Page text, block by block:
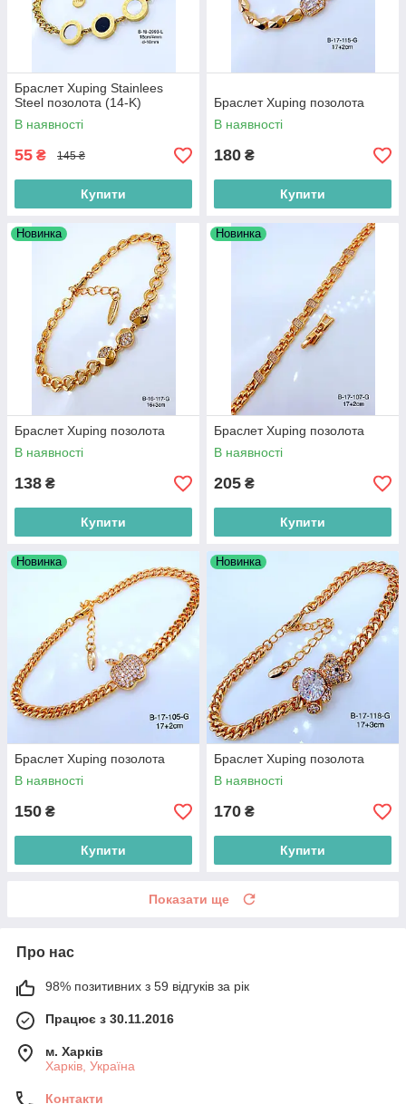
Браслет Xuping Stainlees
Steel позолота (14-K)
В наявності
55 ₴ 145 ₴
Купити
Браслет Xuping позолота
В наявності
180 ₴
Купити
Новинка
Браслет Xuping позолота
В наявності
138 ₴
Купити
Новинка
Браслет Xuping позолота
В наявності
205 ₴
Купити
Новинка
Браслет Xuping позолота
В наявності
150 ₴
Купити
Новинка
Браслет Xuping позолота
В наявності
170 ₴
Купити
Показати ще
Про нас
98% позитивних з 59 відгуків за рік
Працює з 30.11.2016
м. Харків
Харків, Україна
Контакти